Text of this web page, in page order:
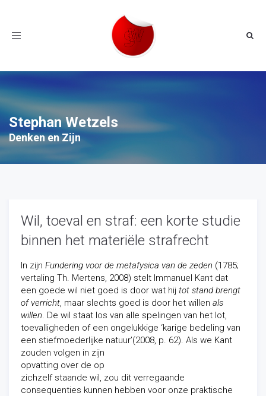
Toggle
Stephan Wetzels
Denken en Zijn
Wil, toeval en straf: een korte studie
binnen het materiële strafrecht
In zijn Fundering voor de metafysica van de zeden (1785;
vertaling Th. Mertens, 2008) stelt Immanuel Kant dat
een goede wil niet goed is door wat hij tot stand brengt
of verricht, maar slechts goed is door het willen als
willen. De wil staat los van alle spelingen van het lot,
toevalligheden of een ongelukkige ‘karige bedeling van
een stiefmoederlijke natuur’(2008, p. 62). Als we Kant
zouden volgen in zijn
opvatting over de op
zichzelf staande wil, zou dit verregaande
consequenties kunnen hebben voor onze praktische